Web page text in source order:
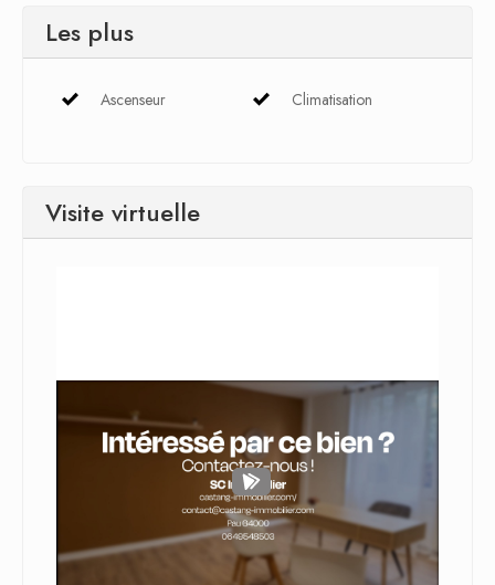
Les plus
Ascenseur Climatisation
Visite virtuelle